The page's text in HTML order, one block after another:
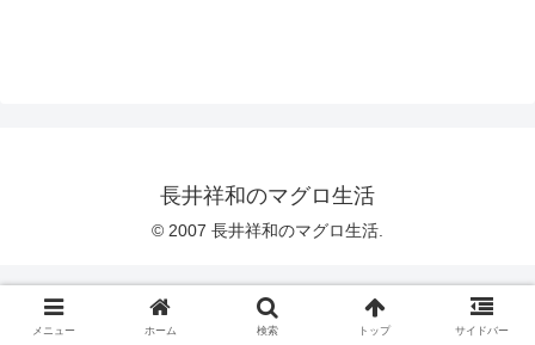
長井祥和のマグロ生活
© 2007 長井祥和のマグロ生活.
メニュー ホーム 検索 トップ サイドバー